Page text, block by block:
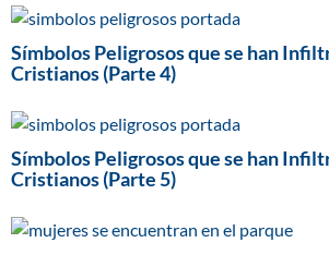
Símbolos Peligrosos que se han
Cristianos (Parte 4)
Símbolos Peligrosos que se han
Cristianos (Parte 5)